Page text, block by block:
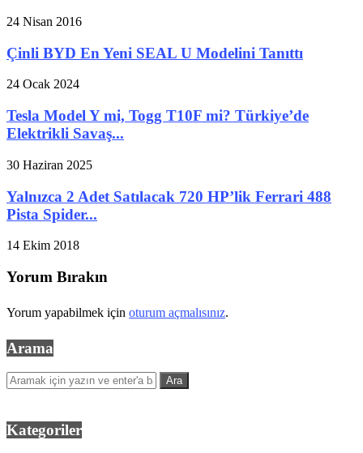
24 Nisan 2016
Çinli BYD En Yeni SEAL U Modelini Tanıttı
24 Ocak 2024
Tesla Model Y mi, Togg T10F mi? Türkiye’de
Elektrikli Savaş...
30 Haziran 2025
Yalnızca 2 Adet Satılacak 720 HP’lik Ferrari 488
Pista Spider...
14 Ekim 2018
Yorum Bırakın
Yorum yapabilmek için oturum açmalısınız.
Arama
Kategoriler